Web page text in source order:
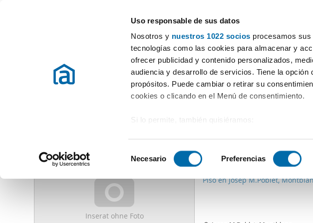
Uso responsable de sus datos
Nosotros y nuestros 1022 socios procesamos
tecnologías como las cookies para almacenar y
ofrecer publicidad y contenido personalizados,
audiencia y desarrollo de servicios. Tiene la
propósitos. Puede cambiar o retirar su
cookies o clicando en el Menú de consentimiento.
Si lo permite, también quisiéramos:
Identificar su dispositivo analizándolo
Obtenga más información sobre cómo se
en la Declaración de cookies.
e
c
Necesario Preferencias
Mietwohnungen Tarragona Vermieten Wohnung Vimbodi
(0 Immobilien)
Inserat ohne Foto
2 1
Piso en Josep M.Poblet,